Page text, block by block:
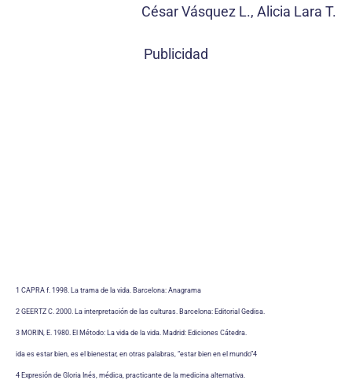
César Vásquez L., Alicia Lara T.
Publicidad
1 CAPRA f. 1998. La trama de la vida. Barcelona: Anagrama
2 GEERTZ C. 2000. La interpretación de las culturas. Barcelona: Editorial Gedisa.
3 MORIN, E. 1980. El Método: La vida de la vida. Madrid: Ediciones Cátedra.
ida es estar bien, es el bienestar, en otras palabras, “estar bien en el mundo”4
4 Expresión de Gloria Inés, médica, practicante de la medicina alternativa.